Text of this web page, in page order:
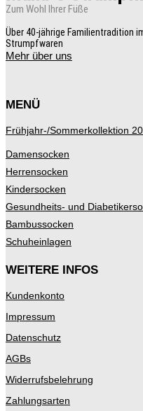
Zum Wohl Ihrer Füße
Über 40-jährige Familientradition
Strumpfwaren
Mehr über uns
MENÜ
Frühjahr-/Sommerkollektion
Damensocken
Herrensocken
Kindersocken
Gesundheits- und
Bambussocken
Schuheinlagen
WEITERE INFOS
Kundenkonto
Impressum
Datenschutz
AGBs
Widerrufsbelehrung
Zahlungsarten